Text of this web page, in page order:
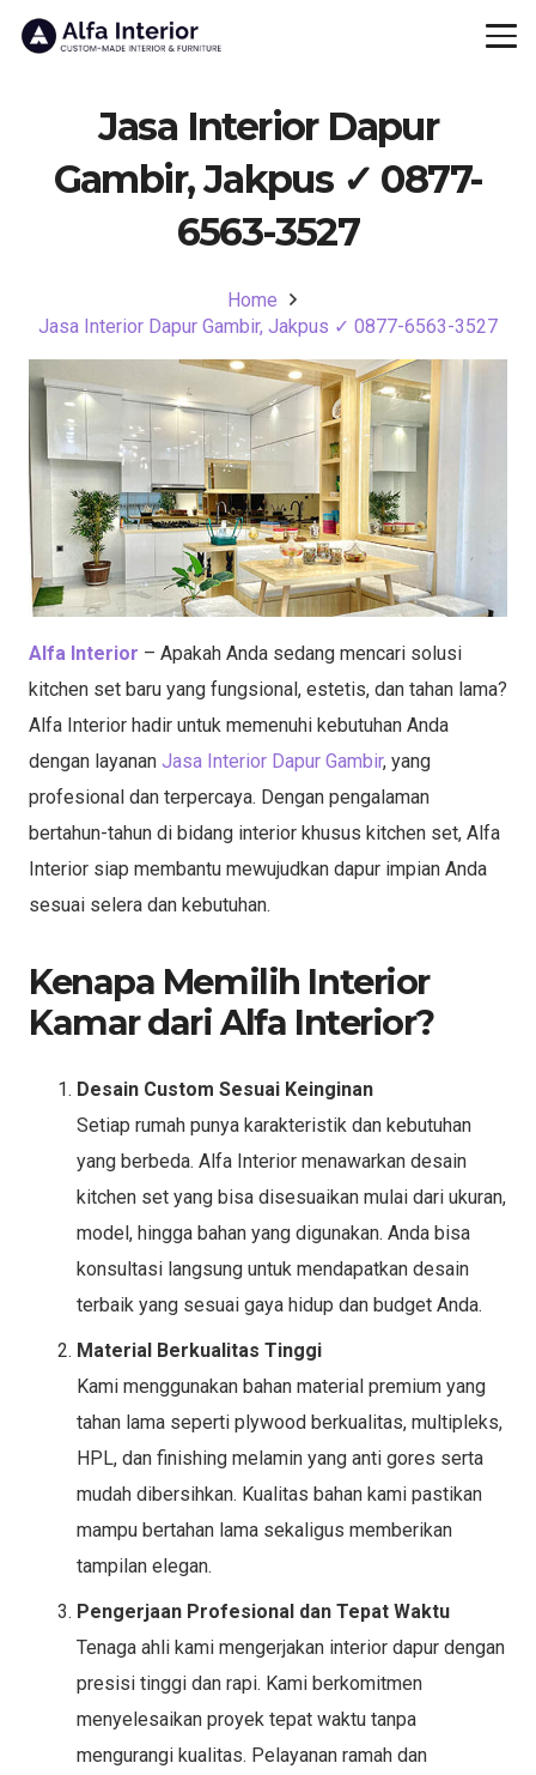
Jasa Interior Dapur
Gambir, Jakpus ✓ 0877-
6563-3527
Home
Jasa Interior Dapur Gambir, Jakpus ✓ 0877-6563-3527
Alfa Interior – Apakah Anda sedang mencari solusi
kitchen set baru yang fungsional, estetis, dan tahan lama?
Alfa Interior hadir untuk memenuhi kebutuhan Anda
dengan layanan Jasa Interior Dapur Gambir, yang
profesional dan terpercaya. Dengan pengalaman
bertahun-tahun di bidang interior khusus kitchen set, Alfa
Interior siap membantu mewujudkan dapur impian Anda
sesuai selera dan kebutuhan.
Kenapa Memilih Interior
Kamar dari Alfa Interior?
Desain Custom Sesuai Keinginan
Setiap rumah punya karakteristik dan kebutuhan
yang berbeda. Alfa Interior menawarkan desain
kitchen set yang bisa disesuaikan mulai dari ukuran,
model, hingga bahan yang digunakan. Anda bisa
konsultasi langsung untuk mendapatkan desain
terbaik yang sesuai gaya hidup dan budget Anda.
Material Berkualitas Tinggi
Kami menggunakan bahan material premium yang
tahan lama seperti plywood berkualitas, multipleks,
HPL, dan finishing melamin yang anti gores serta
mudah dibersihkan. Kualitas bahan kami pastikan
mampu bertahan lama sekaligus memberikan
tampilan elegan.
Pengerjaan Profesional dan Tepat Waktu
Tenaga ahli kami mengerjakan interior dapur dengan
presisi tinggi dan rapi. Kami berkomitmen
menyelesaikan proyek tepat waktu tanpa
mengurangi kualitas. Pelayanan ramah dan